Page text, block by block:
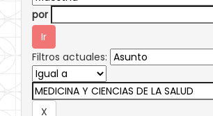
por
Filtros actuales: